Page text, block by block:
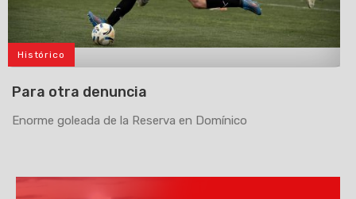
Histórico
Para otra denuncia
Enorme goleada de la Reserva en Domínico